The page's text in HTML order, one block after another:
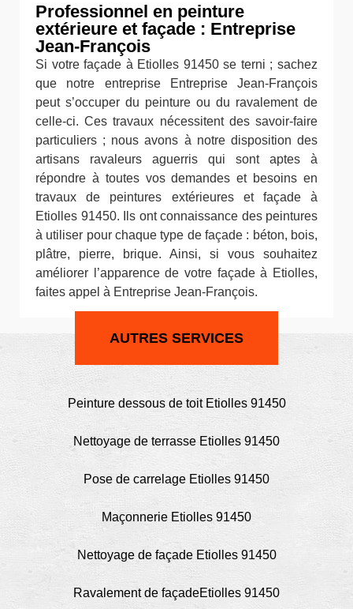
Professionnel en peinture
extérieure et façade : Entreprise
Jean-François
Si votre façade à Etiolles 91450 se terni ; sachez
que notre entreprise Entreprise Jean-François
peut s’occuper du peinture ou du ravalement de
celle-ci. Ces travaux nécessitent des savoir-faire
particuliers ; nous avons à notre disposition des
artisans ravaleurs aguerris qui sont aptes à
répondre à toutes vos demandes et besoins en
travaux de peintures extérieures et façade à
Etiolles 91450. Ils ont connaissance des peintures
à utiliser pour chaque type de façade : béton, bois,
plâtre, pierre, brique. Ainsi, si vous souhaitez
améliorer l’apparence de votre façade à Etiolles,
faites appel à Entreprise Jean-François.
AUTRES SERVICES
Peinture dessous de toit Etiolles 91450
Nettoyage de terrasse Etiolles 91450
Pose de carrelage Etiolles 91450
Maçonnerie Etiolles 91450
Nettoyage de façade Etiolles 91450
Ravalement de façadeEtiolles 91450